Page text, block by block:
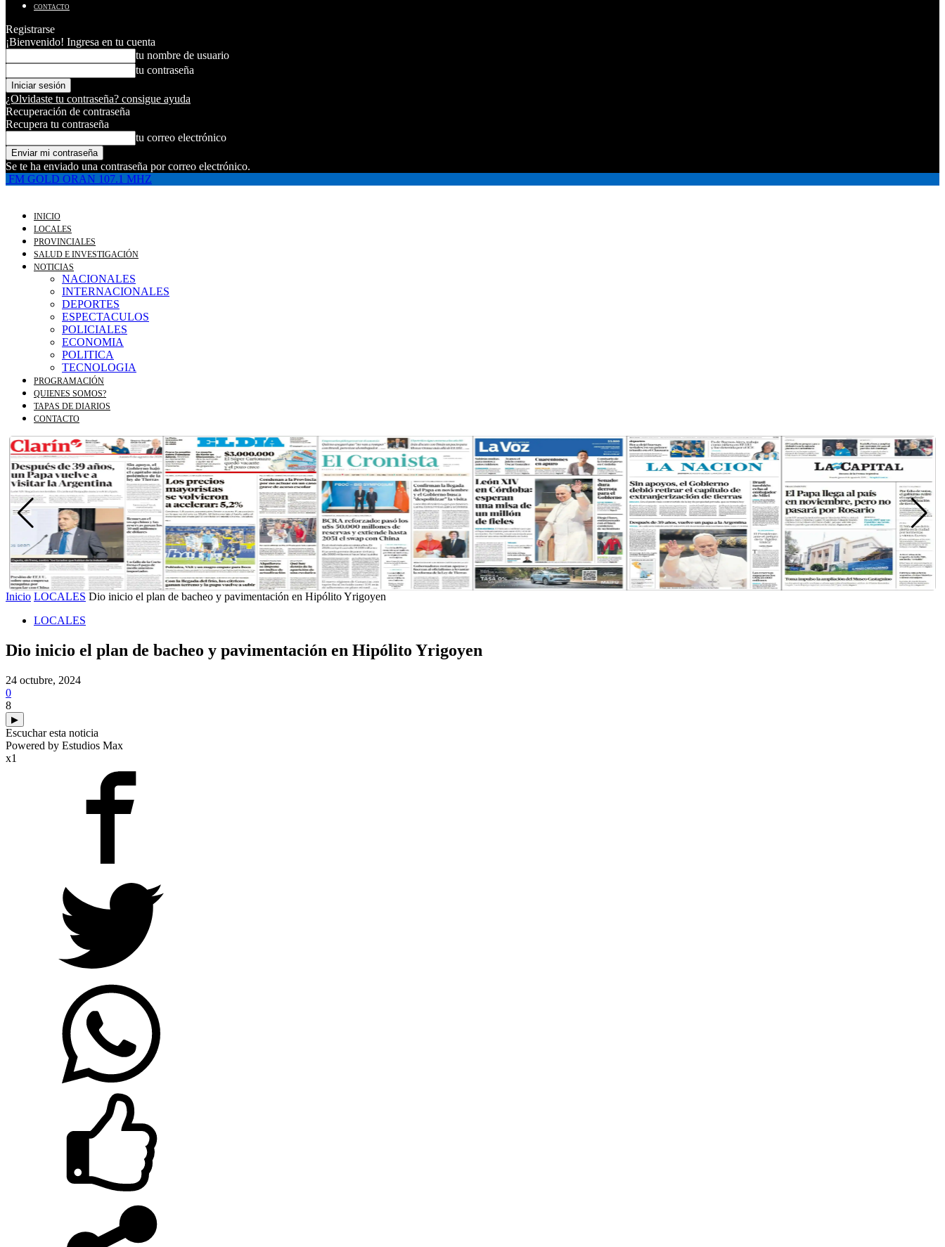
CONTACTO
Registrarse
¡Bienvenido! Ingresa en tu cuenta
tu nombre de usuario
tu contraseña
¿Olvidaste tu contraseña? consigue ayuda
Recuperación de contraseña
Recupera tu contraseña
tu correo electrónico
Se te ha enviado una contraseña por correo electrónico.
FM GOLD ORAN 107.1 MHZ
INICIO
LOCALES
PROVINCIALES
SALUD E INVESTIGACIÓN
NOTICIAS
NACIONALES
INTERNACIONALES
DEPORTES
ESPECTACULOS
POLICIALES
ECONOMIA
POLITICA
TECNOLOGIA
PROGRAMACIÓN
QUIENES SOMOS?
TAPAS DE DIARIOS
CONTACTO
Inicio LOCALES Dio inicio el plan de bacheo y pavimentación en Hipólito Yrigoyen
LOCALES
Dio inicio el plan de bacheo y pavimentación en Hipólito Yrigoyen
24 octubre, 2024
0
8
▶
Escuchar esta noticia
Powered by Estudios Max
x1